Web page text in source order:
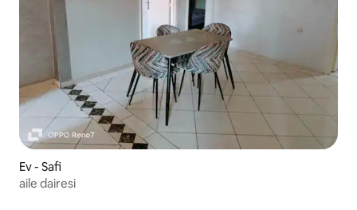
Ev - Safi
aile dairesi